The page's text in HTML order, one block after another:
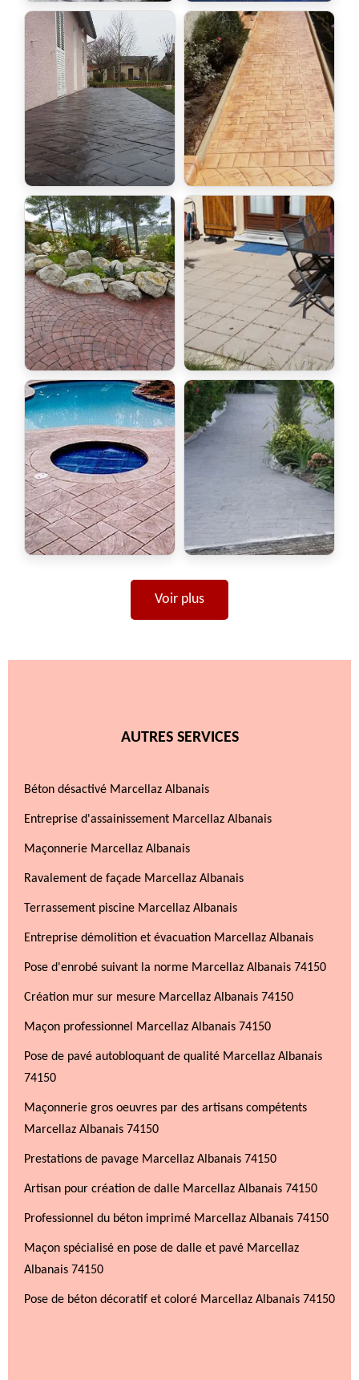
Voir plus
AUTRES SERVICES
Béton désactivé Marcellaz Albanais
Entreprise d'assainissement Marcellaz Albanais
Maçonnerie Marcellaz Albanais
Ravalement de façade Marcellaz Albanais
Terrassement piscine Marcellaz Albanais
Entreprise démolition et évacuation Marcellaz Albanais
Pose d'enrobé suivant la norme Marcellaz Albanais 74150
Création mur sur mesure Marcellaz Albanais 74150
Maçon professionnel Marcellaz Albanais 74150
Pose de pavé autobloquant de qualité Marcellaz Albanais
74150
Maçonnerie gros oeuvres par des artisans compétents
Marcellaz Albanais 74150
Prestations de pavage Marcellaz Albanais 74150
Artisan pour création de dalle Marcellaz Albanais 74150
Professionnel du béton imprimé Marcellaz Albanais 74150
Maçon spécialisé en pose de dalle et pavé Marcellaz
Albanais 74150
Pose de béton décoratif et coloré Marcellaz Albanais 74150